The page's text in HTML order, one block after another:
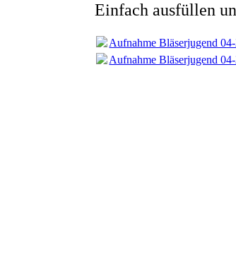
Einfach ausfüllen
Aufnahme Bläserjugend
Aufnahme Bläserjugend